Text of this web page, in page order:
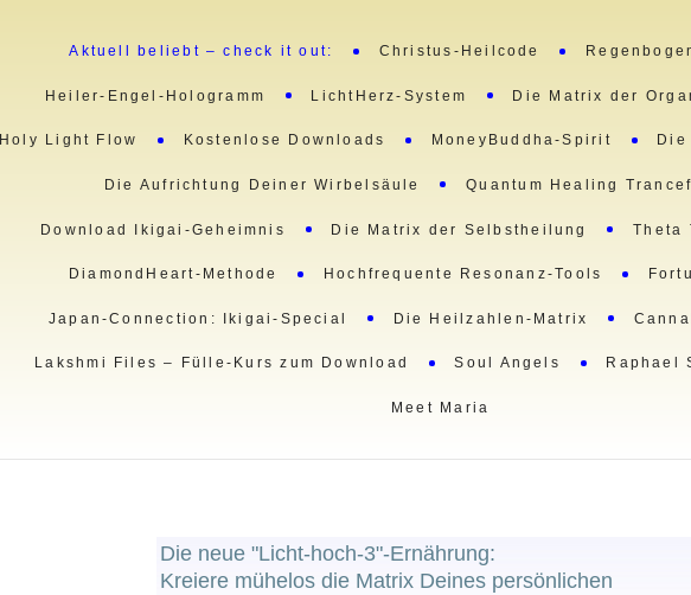
Aktuell beliebt – check it out: Christus-Heilcode
Heiler-Engel-Hologramm LichtHerz-System Die Matrix der
Holy Light Flow Kostenlose Downloads MoneyBuddha-Spirit
Die Aufrichtung Deiner Wirbelsäule Quantum Healing
Download Ikigai-Geheimnis Die Matrix der Selbstheilung Theta
DiamondHeart-Methode Hochfrequente Resonanz-Tools
Japan-Connection: Ikigai-Special Die Heilzahlen-Matrix
Lakshmi Files – Fülle-Kurs zum Download Soul Angels Raphael
Meet Maria
Die neue "Licht-hoch-3"-Ernährung:
Kreiere mühelos die Matrix Deines persönlichen